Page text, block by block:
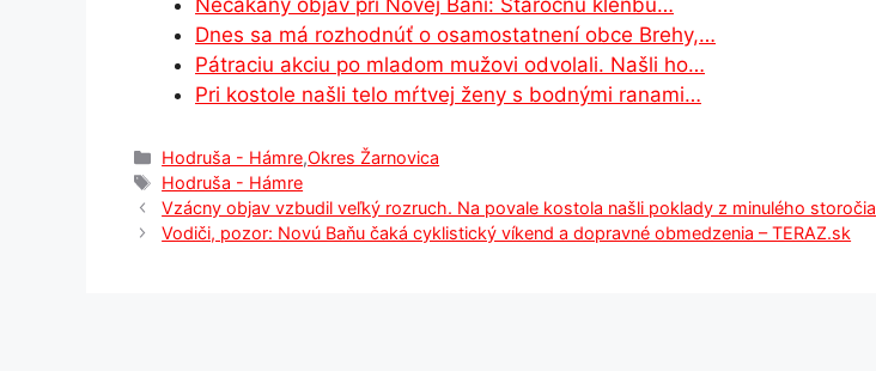
o
k
g
er
p
Nečakaný objav pri Novej Bani: Stáročnú klenbu…
Dnes sa má rozhodnúť o osamostatnení obce Brehy,…
Pátraciu akciu po mladom mužovi odvolali. Našli ho…
Pri kostole našli telo mŕtvej ženy s bodnými ranami…
Kategórie
Hodruša - Hámre,Okres Žarnovica
Značky
Hodruša - Hámre
Vzácny objav vzbudil veľký rozruch. Na povale kostola našli poklady z minulého storočia
Vodiči, pozor: Novú Baňu čaká cyklistický víkend a dopravné obmedzenia – TERAZ.sk